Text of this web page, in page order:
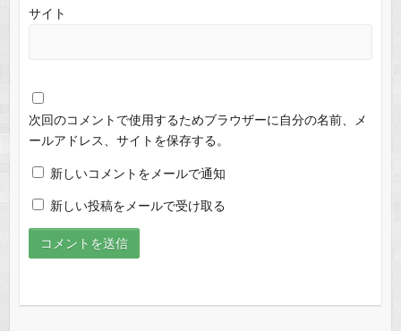
サイト
次回のコメントで使用するためブラウザーに自分の名前、メ
ールアドレス、サイトを保存する。
新しいコメントをメールで通知
新しい投稿をメールで受け取る